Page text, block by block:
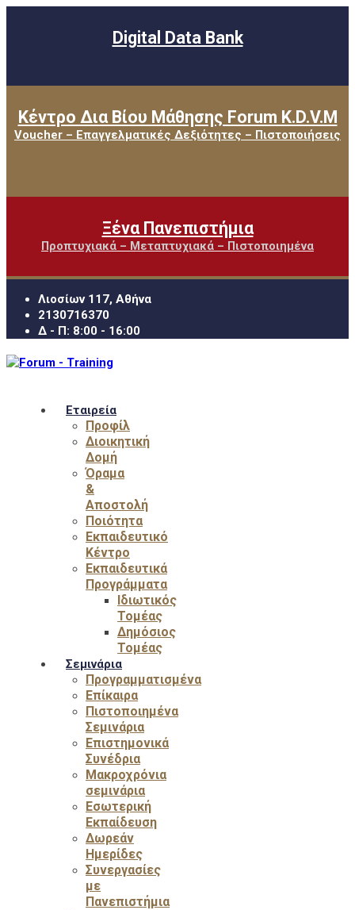
Digital Data Bank
Κέντρο Δια Βίου Μάθησης Forum K.D.V.M
Voucher – Επαγγελματικές Δεξιότητες – Πιστοποιήσεις
Ξένα Πανεπιστήμια
Προπτυχιακά – Μεταπτυχιακά – Πιστοποιημένα
Λιοσίων 117, Αθήνα
2130716370
Δ - Π: 8:00 - 16:00
Εταιρεία
Προφίλ
Διοικητική
Δομή
Όραμα
&
Αποστολή
Ποιότητα
Εκπαιδευτικό
Κέντρο
Εκπαιδευτικά
Προγράμματα
Ιδιωτικός
Τομέας
Δημόσιος
Τομέας
Σεμινάρια
Προγραμματισμένα
Επίκαιρα
Πιστοποιημένα
Σεμινάρια
Επιστημονικά
Συνέδρια
Μακροχρόνια
σεμινάρια
Εσωτερική
Εκπαίδευση
Δωρεάν
Ημερίδες
Συνεργασίες
με
Πανεπιστήμια